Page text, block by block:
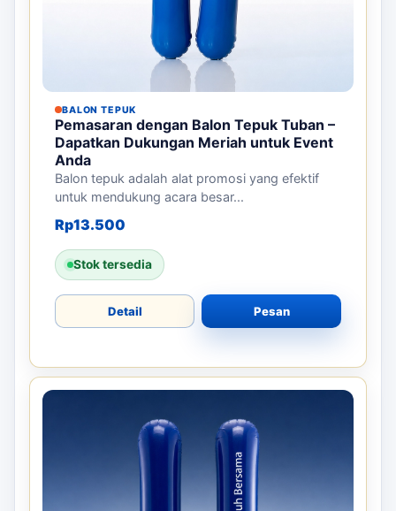
BALON TEPUK
Pemasaran dengan Balon Tepuk Tuban –
Dapatkan Dukungan Meriah untuk Event
Anda
Balon tepuk adalah alat promosi yang efektif
untuk mendukung acara besar...
Rp13.500
Stok tersedia
Detail Pesan